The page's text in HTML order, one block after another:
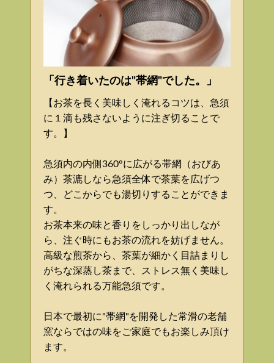
「行き着いたのは"帯網"でした。」
【お茶を長く美味しく淹れるコツは、急須
に１滴も残さないように注ぎ切ることで
す。】
急須内の内側360°に広がる帯網（おびあ
み）茶漉しなら急須全体で茶葉を広げつ
つ、どこからでも湯切りすることができま
す。
お茶本来の味と香りをしっかり出しなが
ら、注ぐ時にもお茶の流れを妨げません。
高級な煎茶から、茶葉が細かく目詰まりし
がちな深蒸し茶まで、ストレス無く美味し
く淹れられる万能急須です。
日本で最初に"帯網"を開発した常滑の老舗
窯ならではの味をご家庭でもお楽しみ頂け
ます。